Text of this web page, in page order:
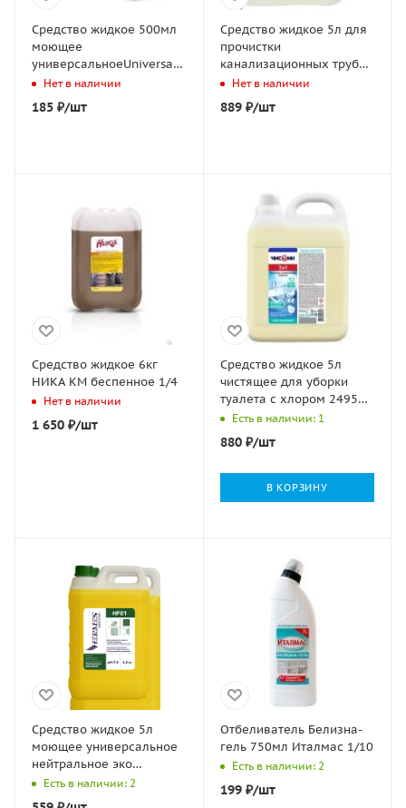
Средство жидкое 500мл
моющее
универсальноеUniversal
cleaner нейтральное
Clean&Green 1/12
Нет в наличии
185 ₽/шт
Средство жидкое 5л для
прочистки
канализационных труб
дезин эффектом
SYNERGETIC 1/4
Нет в наличии
889₽/шт
Средство жидкое 6кг
НИКА КМ беспенное 1/4
Нет в наличии
1 650 ₽/шт
Средство жидкое 5л
чистящее для уборки
туалета с хлором 24957
ЧИСТИН 3в1 1/2
Есть в наличии: 1
880₽/шт
В КОРЗИНУ
Средство жидкое 5л
моющее универсальное
нейтральное эко
PROFESSIONAL
AUTOCLEAN Hermes 1/4
Есть в наличии: 2
Отбеливатель Белизна-
гель 750мл Италмас 1/10
Есть в наличии: 2
199₽/шт